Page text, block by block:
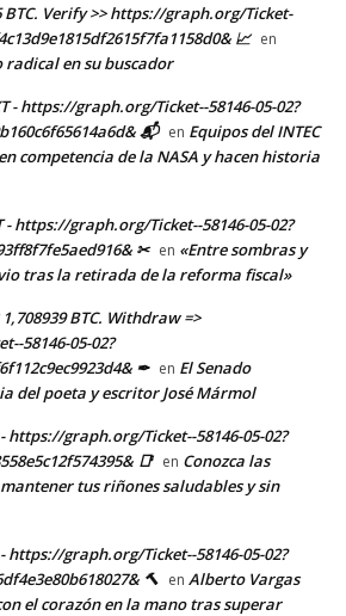
BTC. Verify >> https://graph.org/Ticket-
📈 en
radical en su buscador
- https://graph.org/Ticket--58146-05-02?
📬 en Equipos del INTEC
competencia de la NASA y hacen historia
- https://graph.org/Ticket--58146-05-02?
✂ en «Entre sombras y
tras la retirada de la reforma fiscal»
BTC. Withdraw =>
58146-05-02?
✒ en El Senado
del poeta y escritor José Mármol
- https://graph.org/Ticket--58146-05-02?
📑 en Conozca las
tus riñones saludables y sin
- https://graph.org/Ticket--58146-05-02?
🔨 en Alberto Vargas
el corazón en la mano tras superar